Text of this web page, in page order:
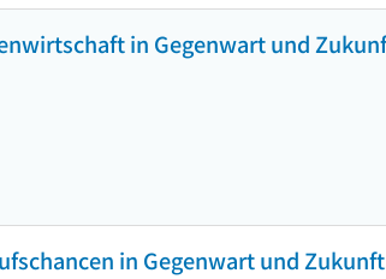
in Gegenwart und
in Gegenwart und